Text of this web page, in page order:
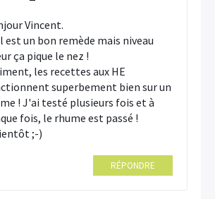
Vincent.
est un bon remède mais niveau
ça pique le nez !
les recettes aux HE
superbement bien sur un
! J'ai testé plusieurs fois et à
fois, le rhume est passé !
;-)
RÉPONDRE